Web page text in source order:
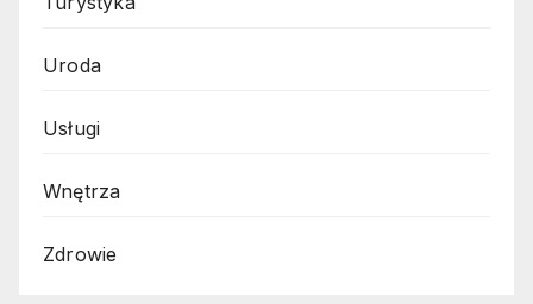
Uroda
Usługi
Wnętrza
Zdrowie